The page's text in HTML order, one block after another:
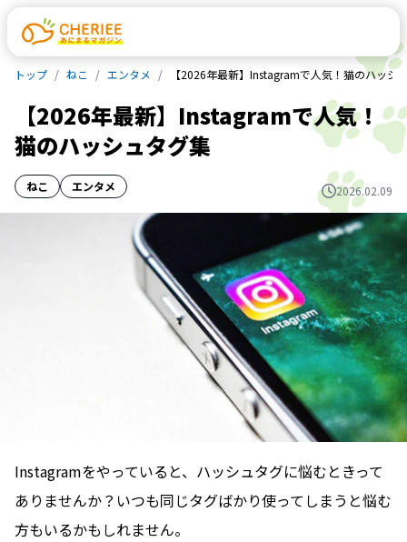
トップ ねこ エンタメ 【2026年最新】Instagramで人気！猫のハッシ
【2026年最新】Instagramで人気！
猫のハッシュタグ集
ねこ エンタメ 2026.02.09
Instagramをやっていると、ハッシュタグに悩むときって
ありませんか？いつも同じタグばかり使ってしまうと悩む
方もいるかもしれません。